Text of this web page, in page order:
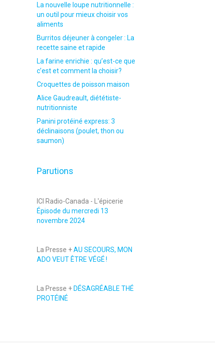
La nouvelle loupe nutritionnelle :
un outil pour mieux choisir vos
aliments
Burritos déjeuner à congeler : La
recette saine et rapide
La farine enrichie : qu’est-ce que
c’est et comment la choisir?
Croquettes de poisson maison
Alice Gaudreault, diététiste-
nutritionniste
Panini protéiné express: 3
déclinaisons (poulet, thon ou
saumon)
Parutions
ICI Radio-Canada - L'épicerie
Épisode du mercredi 13
novembre 2024
La Presse +AU SECOURS, MON
ADO VEUT ÊTRE VÉGÉ !
La Presse + DÉSAGRÉABLE THÉ
PROTÉINÉ